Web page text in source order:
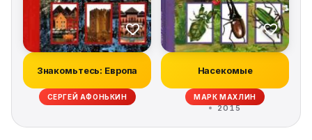
Знакомьтесь: Европа
СЕРГЕЙ АФОНЬКИН
Насекомые
МАРК МАХЛИН
2015